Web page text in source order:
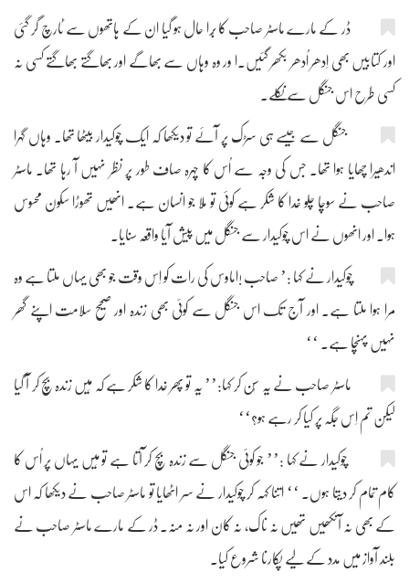
ڈر کے مارے ماسٹر صاحب کا بُرا حال ہو گیا ان کے ہاتھوں سے ٹارچ گر گئی
اور کتابیں بھی اِدھر اُدھر بکھر گئیں۔ا ور وہ وہاں سے بھاگے اور بھاگتے بھاگتے کسی نہ
کسی طرح اس جنگل سے نکلے۔
جنگل سے جیسے ہی سڑک پر آئے تو دیکھا کہ ایک چوکیدار بیٹھا تھا۔ وہاں گہرا
اندھیرا چھایا ہوا تھا۔ جس کی وجہ سے اُس کا چہرہ صاف طور پر نظر نہیں آ رہا تھا۔ ماسٹر
صاحب نے سوچا چلو خدا کا شکر ہے کوئی تو مِلا جو انسان ہے۔ انھیں تھوڑا سکون محسوس
ہوا۔ اور انھوں نے اس چوکیدار سے جنگل میں پیش آیا واقعہ سنایا۔
چوکیدار نے کہا :’ صاحب !اماوس کی رات کو اِس وقت جو بھی یہاں ملتا ہے وہ
مرا ہوا ملتا ہے۔ اور آج تک اس جنگل سے کوئی بھی زندہ اور صحیح سلامت اپنے گھر
نہیں پہنچا ہے۔ ‘‘
ماسٹر صاحب نے یہ سُن کر کہا:’’ یہ تو پھر خدا کا شکر ہے کہ مَیں زندہ بچ کر آ گیا
لیکن تم اِس جگہ پر کیا کر رہے ہو؟‘‘
چوکیدار نے کہا :’’ جو کوئی جنگل سے زندہ بچ کر آتا ہے تو مَیں یہاں پر اُس کا
کام تمام کر دیتا ہوں۔ ‘‘ اتنا کہہ کر چوکیدار نے سر اٹھایا تو ماسٹر صاحب نے دیکھا کہ اس
کے بھی نہ آنکھیں تھیں نہ ناک، نہ کان اور نہ منہ۔ ڈر کے مارے ماسٹر صاحب نے
بلند آواز میں مدد کے لیے پکارنا شروع کیا۔